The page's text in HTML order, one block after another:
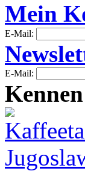
Mein
E-Mail:
E-Mail: